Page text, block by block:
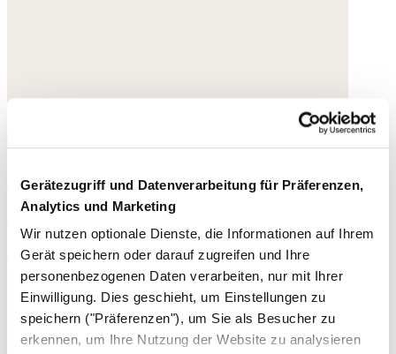
Gerätezugriff und Datenverarbeitung für Präferenzen,
Analytics und Marketing
Wir nutzen optionale Dienste, die Informationen auf Ihrem
Gerät speichern oder darauf zugreifen und Ihre
personenbezogenen Daten verarbeiten, nur mit Ihrer
Einwilligung. Dies geschieht, um Einstellungen zu
speichern ("Präferenzen"), um Sie als Besucher zu
erkennen, um Ihre Nutzung der Website zu analysieren
Crossbody-Tasche
Acryl
169,- €